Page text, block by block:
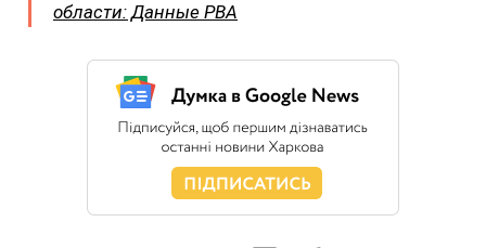
области: Данные РВА